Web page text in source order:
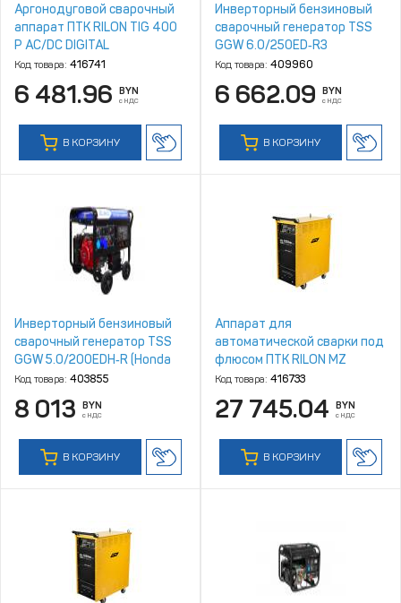
Аргонодуговой сварочный
аппарат ПТК RILON TIG 400
P AC/DC DIGITAL
Код товара: 416741
6 481.96 BYN
с НДС
В КОРЗИНУ
Инверторный бензиновый
сварочный генератор TSS
GGW 6.0/250ED‑R3
Код товара: 409960
6 662.09 BYN
с НДС
В КОРЗИНУ
Инверторный бензиновый
сварочный генератор TSS
GGW 5.0/200EDH‑R (Honda
GX390)
Код товара: 403855
8 013 BYN
с НДС
В КОРЗИНУ
Аппарат для
автоматической сварки под
флюсом ПТК RILON MZ
1250 HD
Код товара: 416733
27 745.04 BYN
с НДС
В КОРЗИНУ